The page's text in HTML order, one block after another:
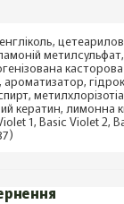
кератин, лимонна
1, Basic Violet 2,